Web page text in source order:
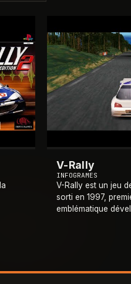
V-Rally
INFOGRAMES
V-Rally est un jeu
sorti en 1997,
emblématique